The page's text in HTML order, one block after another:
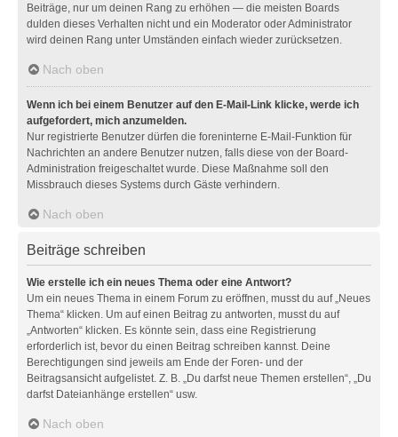
Beiträge, nur um deinen Rang zu erhöhen — die meisten Boards
dulden dieses Verhalten nicht und ein Moderator oder Administrator
wird deinen Rang unter Umständen einfach wieder zurücksetzen.
Nach oben
Wenn ich bei einem Benutzer auf den E-Mail-Link klicke, werde ich
aufgefordert, mich anzumelden.
Nur registrierte Benutzer dürfen die foreninterne E-Mail-Funktion für
Nachrichten an andere Benutzer nutzen, falls diese von der Board-
Administration freigeschaltet wurde. Diese Maßnahme soll den
Missbrauch dieses Systems durch Gäste verhindern.
Nach oben
Beiträge schreiben
Wie erstelle ich ein neues Thema oder eine Antwort?
Um ein neues Thema in einem Forum zu eröffnen, musst du auf „Neues
Thema“ klicken. Um auf einen Beitrag zu antworten, musst du auf
„Antworten“ klicken. Es könnte sein, dass eine Registrierung
erforderlich ist, bevor du einen Beitrag schreiben kannst. Deine
Berechtigungen sind jeweils am Ende der Foren- und der
Beitragsansicht aufgelistet. Z. B. „Du darfst neue Themen erstellen“, „Du
darfst Dateianhänge erstellen“ usw.
Nach oben